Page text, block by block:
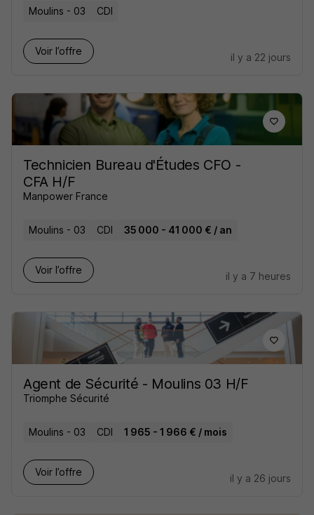
Moulins - 03 CDI
Voir l’offre
il y a 22 jours
Technicien Bureau d'Études CFO -
CFA H/F
Manpower France
Moulins - 03 CDI 35 000 - 41 000 € / an
Voir l’offre
il y a 7 heures
Agent de Sécurité - Moulins 03 H/F
Triomphe Sécurité
Moulins - 03 CDI 1 965 - 1 966 € / mois
Voir l’offre
il y a 26 jours